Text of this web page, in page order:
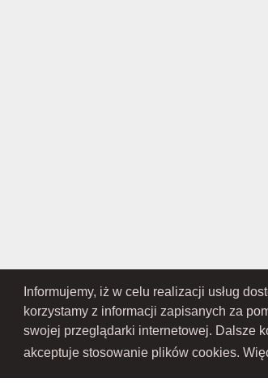
Informujemy, iż w celu realizacji usług
korzystamy z informacji zapisanych za
swojej przeglądarki internetowej. Dalsze
akceptuje stosowanie plików cookies.
RAMEX SPÓŁKA Z OGRANICZONĄ
Przedsiębiorców Krajowego Rejestru